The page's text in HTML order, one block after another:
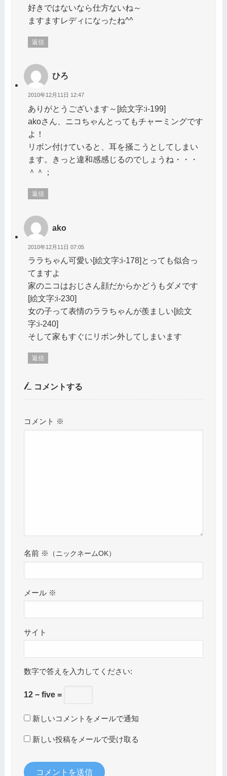
好きではないなら仕方ないね～
ますますレディになったね^^
返信
ひろ
2010年12月11日 12:47
ありがとうございます～[絵文字:i-199]
akoさん、ニコちゃんとってもチャーミングです
よ！
リボン付けていると、耳を掻こうとしてしまい
ます。きっと違和感感じるのでしょうね・・・
＾＾；
返信
ako
2010年12月11日 07:05
ララちゃん可愛い[絵文字:i-178]とっても似合っ
てますよ
家のニコはおじさん顔だからかどうもダメです
[絵文字:i-230]
女の子って表情のララちゃんが羨ましい[絵文
字:i-240]
そして家もすぐにリボン外してしまいます
返信
コメントする
コメント ※
名前 ※
メール ※
サイト
数字で答えを入力してください:
12 − five =
新しいコメントをメールで通知
新しい投稿をメールで受け取る